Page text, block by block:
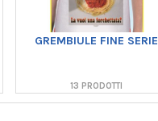
GREMBIULE FINE SERIE
13 PRODOTTI